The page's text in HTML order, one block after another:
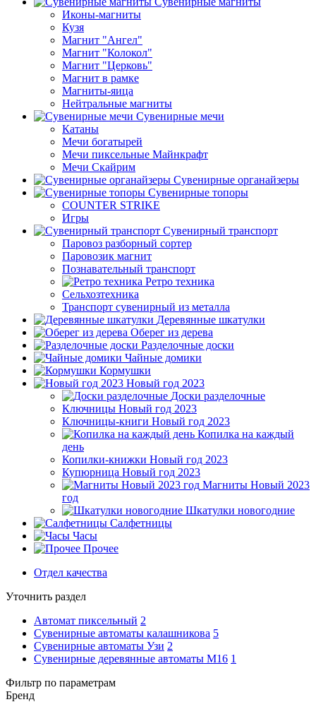
Иконы-магниты
Кузя
Магнит "Ангел"
Магнит "Колокол"
Магнит "Церковь"
Магнит в рамке
Магниты-яица
Нейтральные магниты
Сувенирные мечи
Катаны
Мечи богатырей
Мечи пиксельные Майнкрафт
Мечи Скайрим
Сувенирные органайзеры
Сувенирные топоры
COUNTER STRIKE
Игры
Сувенирный транспорт
Паровоз разборный сортер
Паровозик магнит
Познавательный транспорт
Ретро техника
Сельхозтехника
Транспорт сувенирный из металла
Деревянные шкатулки
Оберег из дерева
Разделочные доски
Чайные домики
Кормушки
Новый год 2023
Доски разделочные
Ключницы Новый год 2023
Ключницы-книги Новый год 2023
Копилка на каждый
день
Копилки-книжки Новый год 2023
Купюрница Новый год 2023
Магниты Новый 2023
год
Шкатулки новогодние
Салфетницы
Часы
Прочее
Отдел качества
Уточнить раздел
Автомат пиксельный 2
Сувенирные автоматы калашникова 5
Сувенирные автоматы Узи 2
Сувенирные деревянные автоматы М16 1
Фильтр по параметрам
Бренд